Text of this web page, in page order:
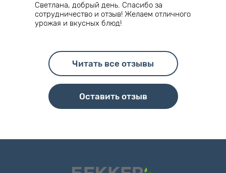
Светлана, добрый день. Спасибо за
сотрудничество и отзыв! Желаем отличного
урожая и вкусных блюд!
Читать все отзывы
Оставить отзыв